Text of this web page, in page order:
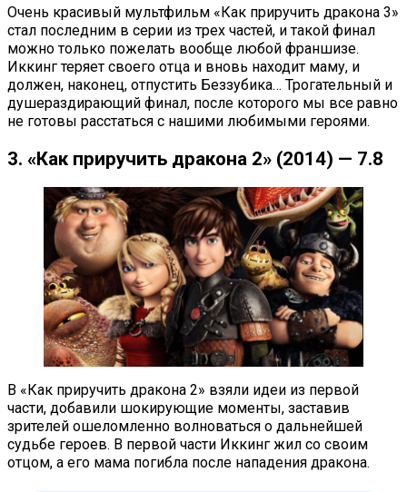
Очень красивый мультфильм «Как приручить дракона 3»
стал последним в серии из трех частей, и такой финал
можно только пожелать вообще любой франшизе.
Иккинг теряет своего отца и вновь находит маму, и
должен, наконец, отпустить Беззубика… Трогательный и
душераздирающий финал, после которого мы все равно
не готовы расстаться с нашими любимыми героями.
3. «Как приручить дракона 2» (2014) — 7.8
В «Как приручить дракона 2» взяли идеи из первой
части, добавили шокирующие моменты, заставив
зрителей ошеломленно волноваться о дальнейшей
судьбе героев. В первой части Иккинг жил со своим
отцом, а его мама погибла после нападения дракона.